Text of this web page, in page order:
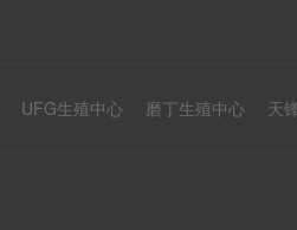
UFG生殖中心 磨丁生殖中心 天